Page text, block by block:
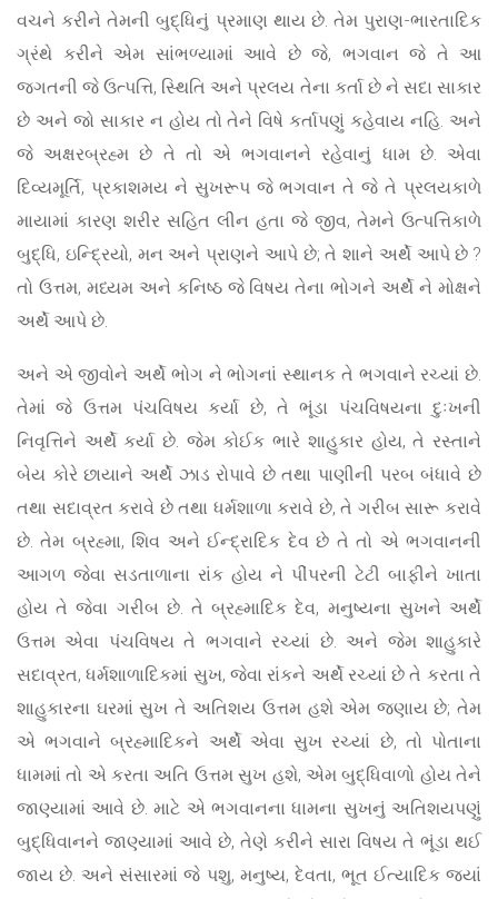
વચને કરીને તેમની બુદ્ધિનું પ્રમાણ થાય છે. તેમ પુરાણ-ભારતાદિક
ગ્રંથે કરીને એમ સાંભળ્યામાં આવે છે જે, ભગવાન જે તે આ
જગતની જે ઉત્પત્તિ, સ્થિતિ અને પ્રલય તેના કર્તા છે ને સદા સાકાર
છે અને જો સાકાર ન હોય તો તેને વિષે કર્તાપણું કહેવાય નહિ. અને
જે અક્ષરબ્રહ્મ છે તે તો એ ભગવાનને રહેવાનું ધામ છે. એવા
દિવ્યમૂર્તિ, પ્રકાશમય ને સુખરૂપ જે ભગવાન તે જે તે પ્રલયકાળે
માયામાં કારણ શરીર સહિત લીન હતા જે જીવ, તેમને ઉત્પત્તિકાળે
બુદ્ધિ, ઇન્દ્રિયો, મન અને પ્રાણને આપે છે; તે શાને અર્થે આપે છે ?
તો ઉત્તમ, મધ્યમ અને કનિષ્ઠ જે વિષય તેના ભોગને અર્થે ને મોક્ષને
અર્થે આપે છે.
અને એ જીવોને અર્થે ભોગ ને ભોગનાં સ્થાનક તે ભગવાને રચ્યાં છે.
તેમાં જે ઉત્તમ પંચવિષય કર્યા છે, તે ભૂંડા પંચવિષયના દુઃખની
નિવૃત્તિને અર્થે કર્યા છે. જેમ કોઈક ભારે શાહુકાર હોય, તે રસ્તાને
બેય કોરે છાયાને અર્થે ઝાડ રોપાવે છે તથા પાણીની પરબ બંધાવે છે
તથા સદાવ્રત કરાવે છે તથા ધર્મશાળા કરાવે છે, તે ગરીબ સારૂ કરાવે
છે. તેમ બ્રહ્મા, શિવ અને ઈન્દ્રાદિક દેવ છે તે તો એ ભગવાનની
આગળ જેવા સડતાળાના રાંક હોય ને પીંપરની ટેટી બાફીને ખાતા
હોય તે જેવા ગરીબ છે. તે બ્રહ્માદિક દેવ, મનુષ્યના સુખને અર્થે
ઉત્તમ એવા પંચવિષય તે ભગવાને રચ્યાં છે. અને જેમ શાહુકારે
સદાવ્રત, ધર્મશાળાદિકમાં સુખ, જેવા રાંકને અર્થે રચ્યાં છે તે કરતા તે
શાહુકારના ઘરમાં સુખ તે અતિશય ઉત્તમ હશે એમ જણાય છે; તેમ
એ ભગવાને બ્રહ્માદિકને અર્થે એવા સુખ રચ્યાં છે, તો પોતાના
ધામમાં તો એ કરતા અતિ ઉત્તમ સુખ હશે, એમ બુદ્ધિવાળો હોય તેને
જાણ્યામાં આવે છે. માટે એ ભગવાનના ધામના સુખનું અતિશયપણું
બુદ્ધિવાનને જાણ્યામાં આવે છે, તેણે કરીને સારા વિષય તે ભૂંડા થઈ
જાય છે. અને સંસારમાં જે પશુ, મનુષ્ય, દેવતા, ભૂત ઈત્યાદિક જ્યાં